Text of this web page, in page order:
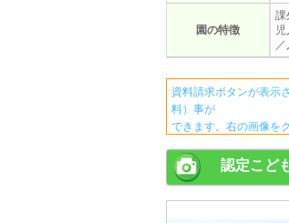
園の特徴
課
資料請求ボタンが表示
料）事が
できます。右の画像を
認定こど